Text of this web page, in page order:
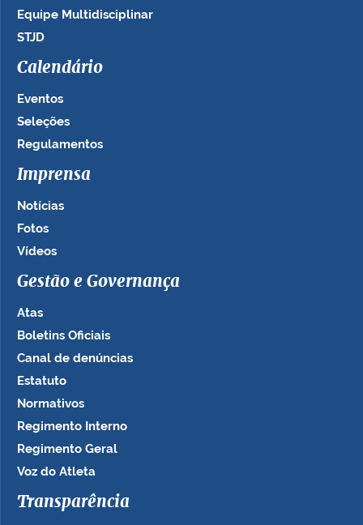
Equipe Multidisciplinar
STJD
Calendário
Eventos
Seleções
Regulamentos
Imprensa
Notícias
Fotos
Vídeos
Gestão e Governança
Atas
Boletins Oficiais
Canal de denúncias
Estatuto
Normativos
Regimento Interno
Regimento Geral
Voz do Atleta
Transparência